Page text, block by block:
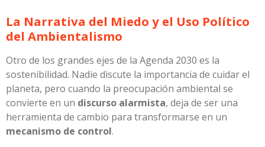
La Narrativa del Miedo y el Uso Político
del Ambientalismo
Otro de los grandes ejes de la Agenda 2030 es la
sostenibilidad. Nadie discute la importancia de cuidar el
planeta, pero cuando la preocupación ambiental se
convierte en un discurso alarmista, deja de ser una
herramienta de cambio para transformarse en un
mecanismo de control.